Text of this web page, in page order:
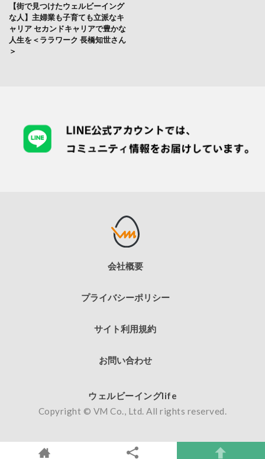
【街で見つけたウェルビーイング
な人】主婦業も子育ても立派なキ
ャリア セカンドキャリアで豊かな
人生を＜ララワーク 長橋知世さん
＞
会社概要
プライバシーポリシー
サイト利用規約
お問い合わせ
ウェルビーイングlife
Copyright © VM Co., Ltd. All rights reserved.